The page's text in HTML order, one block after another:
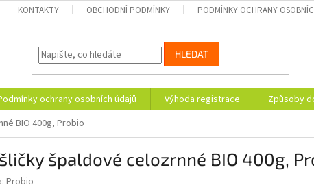
KONTAKTY OBCHODNÍ PODMÍNKY PODMÍNKY OCHRANY
HLEDAT
ochrany osobních údajů Výhoda registrace
Způsoby
BIO 400g, Probio
špaldové celozrnné BIO 400g,
Probio